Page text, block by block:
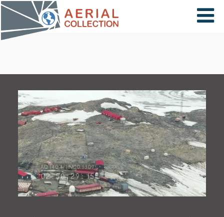
×
PAYS
CARTE
COLLECTIONS